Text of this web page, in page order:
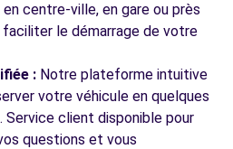
centre-ville, en gare ou près
le démarrage de votre
: Notre plateforme intuitive
votre véhicule en quelques
Service client disponible pour
questions et vous